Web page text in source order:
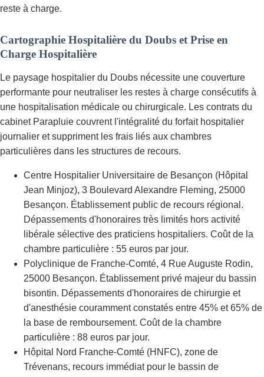
reste à charge.
Cartographie Hospitalière du Doubs et Prise en
Charge Hospitalière
Le paysage hospitalier du Doubs nécessite une couverture
performante pour neutraliser les restes à charge consécutifs à
une hospitalisation médicale ou chirurgicale. Les contrats du
cabinet Parapluie couvrent l'intégralité du forfait hospitalier
journalier et suppriment les frais liés aux chambres
particulières dans les structures de recours.
Centre Hospitalier Universitaire de Besançon (Hôpital
Jean Minjoz), 3 Boulevard Alexandre Fleming, 25000
Besançon. Établissement public de recours régional.
Dépassements d'honoraires très limités hors activité
libérale sélective des praticiens hospitaliers. Coût de la
chambre particulière : 55 euros par jour.
Polyclinique de Franche-Comté, 4 Rue Auguste Rodin,
25000 Besançon. Établissement privé majeur du bassin
bisontin. Dépassements d'honoraires de chirurgie et
d'anesthésie couramment constatés entre 45% et 65% de
la base de remboursement. Coût de la chambre
particulière : 88 euros par jour.
Hôpital Nord Franche-Comté (HNFC), zone de
Trévenans, recours immédiat pour le bassin de